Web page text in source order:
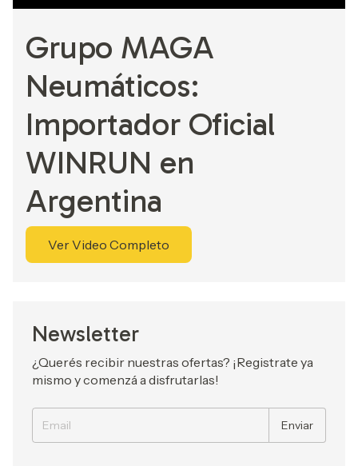
Grupo MAGA
Neumáticos:
Importador Oficial
WINRUN en
Argentina
Ver Video Completo
Newsletter
¿Querés recibir nuestras ofertas? ¡Registrate ya
mismo y comenzá a disfrutarlas!